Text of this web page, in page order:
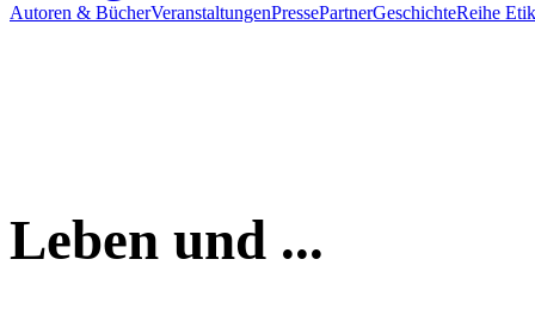
Autoren & BücherVeranstaltungenPressePartnerGeschichteReihe
Leben und ...